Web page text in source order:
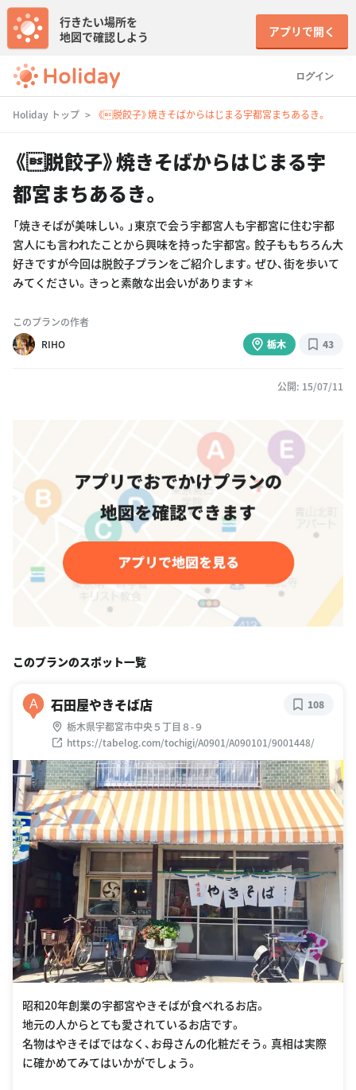
ログイン
行きたい場所を
地図で確認しよう
アプリで開く
Holiday トップ 《脱餃子》焼きそばからはじまる宇都宮まちあるき。
《脱餃子》焼きそばからはじまる宇
都宮まちあるき。
「焼きそばが美味しい。」東京で会う宇都宮人も宇都宮に住む宇都
宮人にも言われたことから興味を持った宇都宮。餃子ももちろん大
好きですが今回は脱餃子プランをご紹介します。ぜひ、街を歩いて
みてください。きっと素敵な出会いがあります＊
このプランの作者
RIHO
栃木 43
公開: 15/07/11
このプランのスポット一覧
A 石田屋やきそば店
栃木県宇都宮市中央５丁目８-９
https://tabelog.com/tochigi/A0901/A090101/9001448/
108
昭和20年創業の宇都宮やきそばが食べれるお店。
地元の人からとても愛されているお店です。
名物はやきそばではなく、お母さんの化粧だそう。真相は実際
に確かめてみてはいかがでしょう。